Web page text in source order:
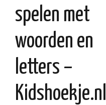
spelen met
woorden en
letters –
Kidshoekje.nl